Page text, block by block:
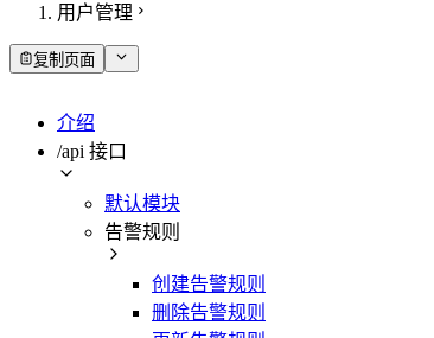
用户管理
复制页面
介绍
/api 接口
默认模块
告警规则
创建告警规则
删除告警规则